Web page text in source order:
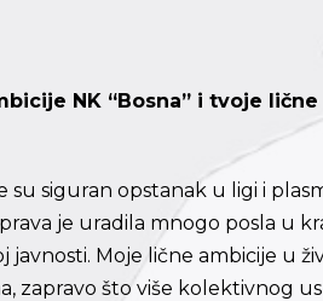
NK “Bosna” i tvoje
su siguran opstanak u ligi i
je uradila mnogo posla u
Moje lične ambicije u
zapravo što više kolektivnog